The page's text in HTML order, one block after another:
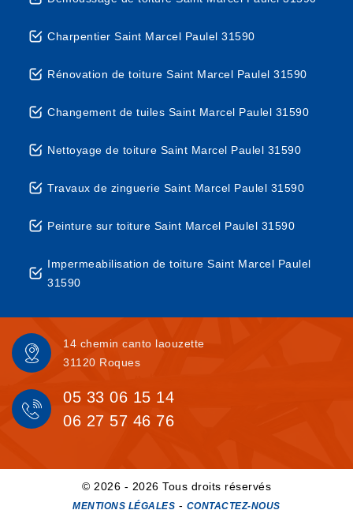
Charpentier Saint Marcel Paulel 31590
Rénovation de toiture Saint Marcel Paulel 31590
Changement de tuiles Saint Marcel Paulel 31590
Nettoyage de toiture Saint Marcel Paulel 31590
Travaux de zinguerie Saint Marcel Paulel 31590
Peinture sur toiture Saint Marcel Paulel 31590
Impermeabilisation de toiture Saint Marcel Paulel
31590
14 chemin canto laouzette
31120 Roques
05 33 06 15 14
06 27 57 46 76
© 2026 - 2026 Tous droits réservés
MENTIONS LÉGALES - CONTACTEZ-NOUS